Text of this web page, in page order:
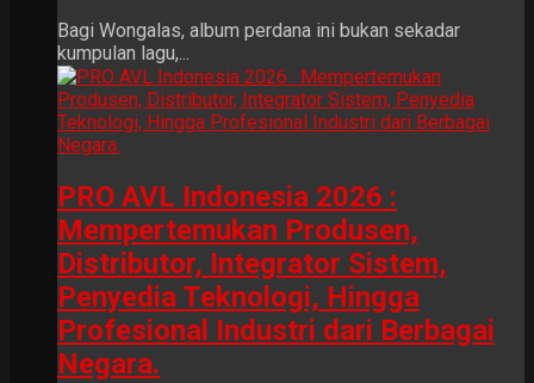
Bagi Wongalas, album perdana ini bukan sekadar
kumpulan lagu,...
PRO AVL Indonesia 2026 :
Mempertemukan Produsen,
Distributor, Integrator Sistem,
Penyedia Teknologi, Hingga
Profesional Industri dari Berbagai
Negara.